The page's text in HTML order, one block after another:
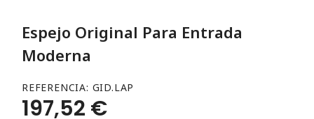
Espejo Original Para Entrada
Moderna
REFERENCIA GID.LAP
197,52 €